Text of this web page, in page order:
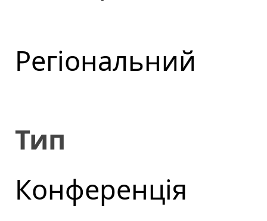
Регіональний
Тип
Конференція